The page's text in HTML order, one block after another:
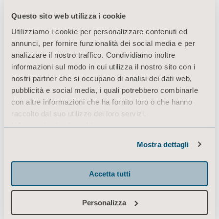
Questo sito web utilizza i cookie
Utilizziamo i cookie per personalizzare contenuti ed
annunci, per fornire funzionalità dei social media e per
analizzare il nostro traffico. Condividiamo inoltre
informazioni sul modo in cui utilizza il nostro sito con i
nostri partner che si occupano di analisi dei dati web,
pubblicità e social media, i quali potrebbero combinarle
con altre informazioni che ha fornito loro o che hanno
raccolto dal suo utilizzo dei loro servizi.
Informazioni sui cookie
Mostra dettagli
Accetta tutti
Personalizza
Prodotti
Servizi e soluzioni
Conoscenze
Chi siamo
Contatti
Architetti e progettisti
Mediabank